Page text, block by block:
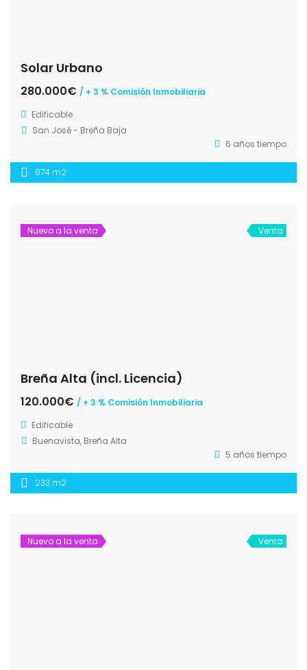
Solar Urbano
280.000€ / + 3 % Comisión Inmobiliaria
Edificable
San José - Breña Baja
6 años tiempo
874 m2
Nuevo a la venta Venta
Breña Alta (incl. Licencia)
120.000€ / + 3 % Comisión Inmobiliaria
Edificable
Buenavista, Breña Alta
5 años tiempo
233 m2
Nuevo a la venta Venta